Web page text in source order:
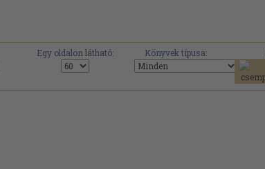
Egy oldalon látható: Könyvek típusa: